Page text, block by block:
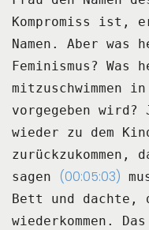
Kompromiss ist,
Namen.
Aber was
Feminismus?
Was
mitzuschwimmen
vorgegeben wird?
wieder zu dem
zurückzukommen,
sagen
(00:05:03)
Bett und dachte,
wiederkommen.